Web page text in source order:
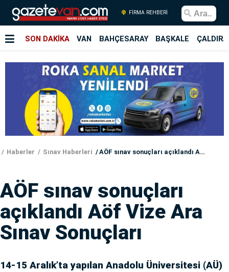
FİRMA REHBERİ
SON DAKİKA VAN BAHÇESARAY BAŞKALE
Haberler Sınav Haberleri AÖF sınav sonuçları açıklandı Aöf Vize Ara Sınav Sonuçları
AÖF sınav sonuçları
açıklandı Aöf Vize Ara
Sınav Sonuçları
14-15 Aralık’ta yapılan Anadolu Üniversitesi (AÜ)